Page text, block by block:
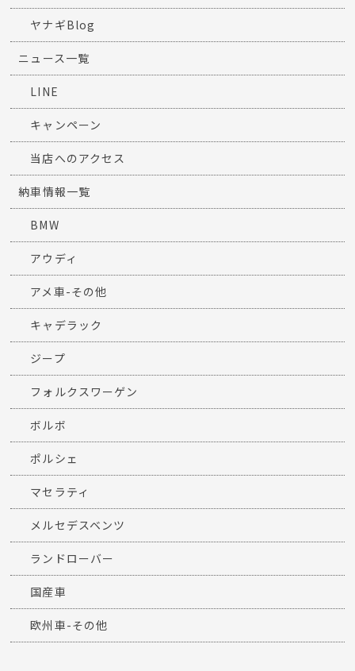
ヤナギBlog
ニュース一覧
LINE
キャンペーン
当店へのアクセス
納車情報一覧
BMW
アウディ
アメ車-その他
キャデラック
ジープ
フォルクスワーゲン
ボルボ
ポルシェ
マセラティ
メルセデスベンツ
ランドローバー
国産車
欧州車-その他